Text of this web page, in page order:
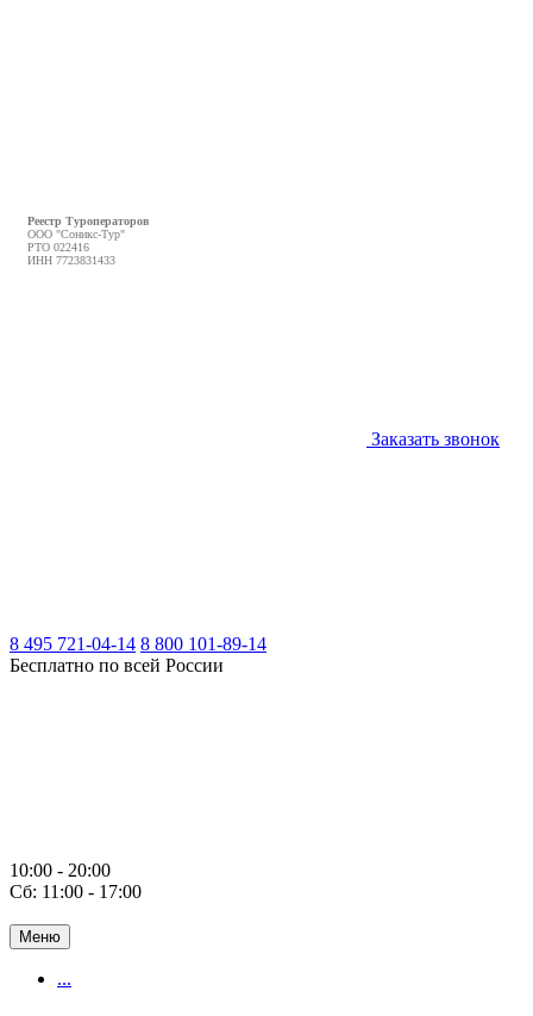
Реестр Туроператоров
ООО "Соникс-Тур"
РТО 022416
ИНН 7723831433
Заказать звонок
8 495 721-04-14 8 800 101-89-14
Бесплатно по всей России
10:00 - 20:00
Сб: 11:00 - 17:00
Меню
...